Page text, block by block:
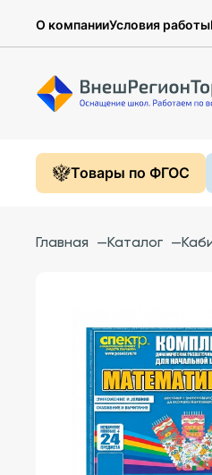
О компанииУсловия работы
Товары по ФГОС
Главная —Каталог —